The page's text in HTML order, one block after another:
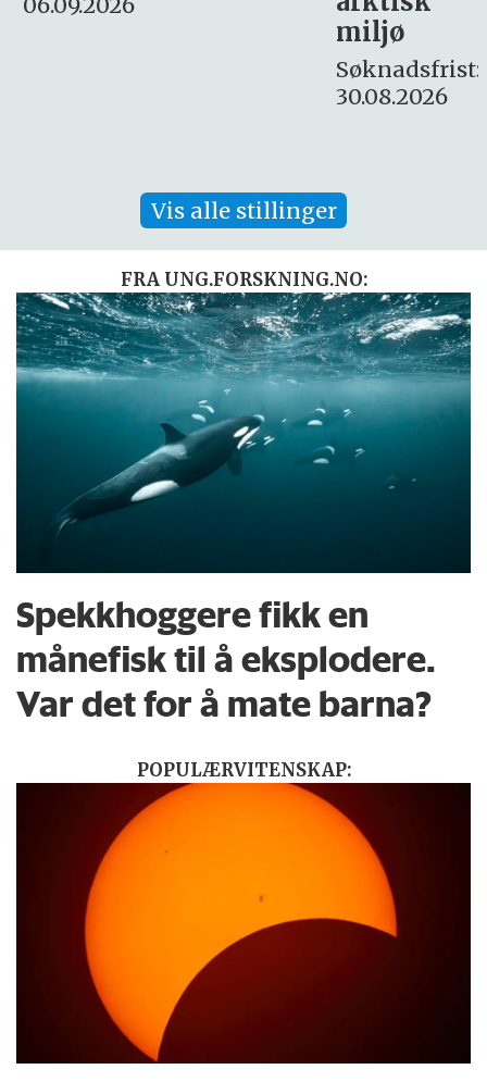
Søknadsfrist:
16. august.
Vis alle stillinger
FRA UNG.FORSKNING.NO:
Spekkhoggere fikk en
månefisk til å eksplodere.
Var det for å mate barna?
POPULÆRVITENSKAP: